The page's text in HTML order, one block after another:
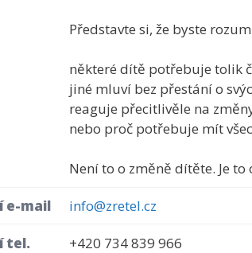
Představte si, že byste
některé dítě potřebuje tolik
jiné mluví bez přestání o
reaguje přecitlivěle na
nebo proč potřebuje mít
Není to o změně dítěte. Je
e-mail info@zretel.cz
tel. +420 734 839 966